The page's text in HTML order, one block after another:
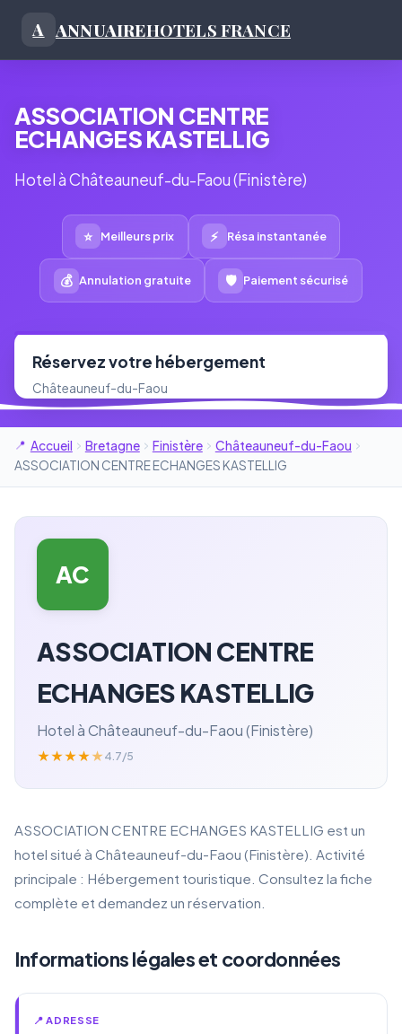
A ANNUAIREHOTELS FRANCE
ASSOCIATION CENTRE
ECHANGES KASTELLIG
Hotel à Châteauneuf-du-Faou (Finistère)
⭐ Meilleurs prix ⚡ Résa instantanée
💰 Annulation gratuite 🛡 Paiement sécurisé
Réservez votre hébergement
Châteauneuf-du-Faou
Accueil Bretagne Finistère
Châteauneuf-du-Faou
ASSOCIATION CENTRE ECHANGES KASTELLIG
AC
ASSOCIATION CENTRE
ECHANGES KASTELLIG
Hotel à Châteauneuf-du-Faou (Finistère)
★★★★★ 4.7/5
ASSOCIATION CENTRE ECHANGES KASTELLIG est un
hotel situé à Châteauneuf-du-Faou (Finistère). Activité
principale : Hébergement touristique. Consultez la fiche
complète et demandez un réservation.
Informations légales et coordonnées
📍 ADRESSE